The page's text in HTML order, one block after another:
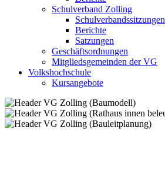
Schulverband Zolling
Schulverbandssitzungen
Berichte
Satzungen
Geschäftsordnungen
Mitgliedsgemeinden der VG
Volkshochschule
Kursangebote